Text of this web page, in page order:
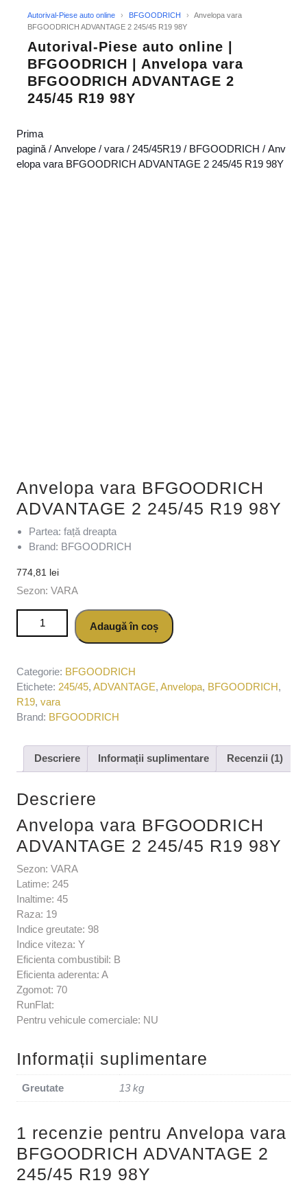
Autorival-Piese auto online › BFGOODRICH ›
Anvelopa vara
BFGOODRICH ADVANTAGE 2 245/45 R19 98Y
Autorival-Piese auto online |
BFGOODRICH | Anvelopa vara
BFGOODRICH ADVANTAGE 2
245/45 R19 98Y
Prima
pagină / Anvelope / vara / 245/45R19 / BFGOODRICH / Anv
elopa vara BFGOODRICH ADVANTAGE 2 245/45 R19 98Y
Anvelopa vara BFGOODRICH
ADVANTAGE 2 245/45 R19 98Y
Partea: față dreapta
Brand: BFGOODRICH
774,81 lei
Sezon: VARA
Cantitate Anvelopa vara BFGOODRICH ADVANTAGE 2
245/45 R19 98Y
Adaugă în coș
Categorie: BFGOODRICH
Etichete: 245/45, ADVANTAGE, Anvelopa, BFGOODRICH,
R19, vara
Brand: BFGOODRICH
Descriere Informații suplimentare Recenzii (1)
Descriere
Anvelopa vara BFGOODRICH
ADVANTAGE 2 245/45 R19 98Y
Sezon: VARA
Latime: 245
Inaltime: 45
Raza: 19
Indice greutate: 98
Indice viteza: Y
Eficienta combustibil: B
Eficienta aderenta: A
Zgomot: 70
RunFlat:
Pentru vehicule comerciale: NU
Informații suplimentare
Greutate 13 kg
1 recenzie pentru Anvelopa vara
BFGOODRICH ADVANTAGE 2
245/45 R19 98Y